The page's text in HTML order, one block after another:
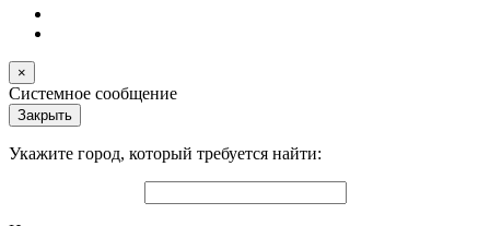
×
Системное сообщение
Закрыть
Укажите город, который требуется найти: